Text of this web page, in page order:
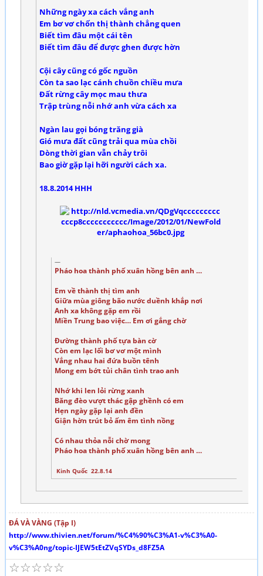
Những ngày xa cách vắng anh
Em bơ vơ chốn thị thành chẳng quen
Biết tìm đâu một cái tên
Biết tìm đâu để được ghen được hờn
Cội cây cũng có gốc nguồn
Còn ta sao lạc cánh chuồn chiều mưa
Đất rừng cây mọc mau thưa
Trập trùng nỗi nhớ anh vừa cách xa
Ngàn lau gọi bóng trăng già
Gió mưa đất cũng trải qua mùa chồi
Dòng thời gian vẫn chảy trôi
Bao giờ gặp lại hỡi người cách xa.
18.8.2014 HHH
Pháo hoa thành phố xuân hồng bên anh …
Em về thành thị tìm anh
Giữa mùa giông bão nước duềnh khắp nơi
Anh xa không gặp em rồi
Miền Trung bao việc… Em ơi gắng chờ
Đường thành phố tựa bàn cờ
Còn em lạc lối bơ vơ một mình
Vắng nhau hai đứa buồn tênh
Mong em bớt tủi chân tình trao anh
Nhớ khi len lỏi rừng xanh
Băng đèo vượt thác gập ghềnh có em
Hẹn ngày gặp lại anh đền
Giận hờn trút bỏ ấm êm tình nồng
Có nhau thỏa nỗi chờ mong
Pháo hoa thành phố xuân hồng bên anh …
Kinh Quốc 22.8.14
ĐÁ VÀ VÀNG (Tập I)
http://www.thivien.net/forum/%C4%90%C3%A1-v%C3%A0-
v%C3%A0ng/topic-IJEW5tEtZVqSYDs_d8FZ5A
☆
☆
☆
☆
☆